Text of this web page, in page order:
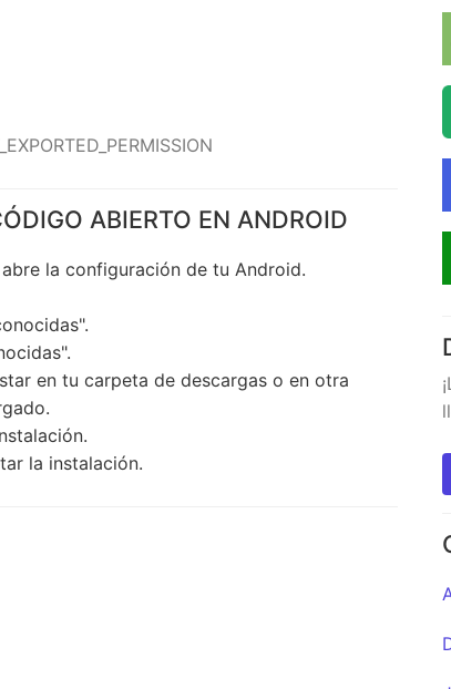
ABIERTO EN ANDROID
la configuración de tu Android.
en tu carpeta de descargas o en otra
la instalación.